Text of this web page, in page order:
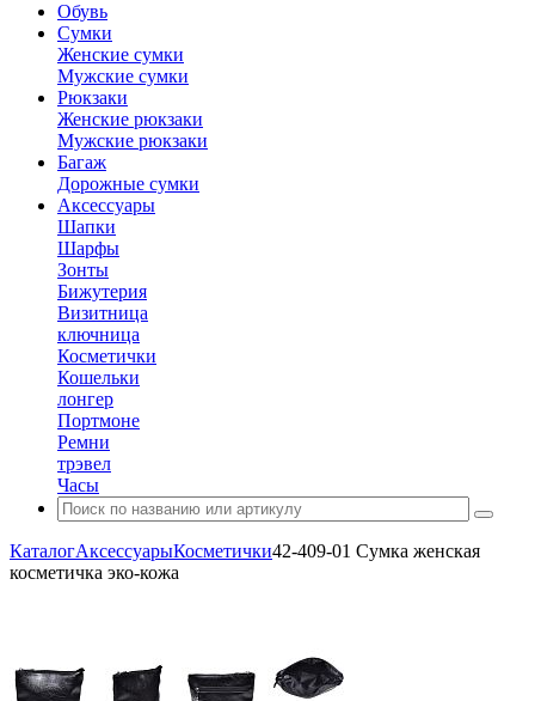
Обувь
Сумки
Женские сумки
Мужские сумки
Рюкзаки
Женские рюкзаки
Мужские рюкзаки
Багаж
Дорожные сумки
Аксессуары
Шапки
Шарфы
Зонты
Бижутерия
Визитница
ключница
Косметички
Кошельки
лонгер
Портмоне
Ремни
трэвел
Часы
КаталогАксессуарыКосметички42-409-01 Сумка женская
косметичка эко-кожа